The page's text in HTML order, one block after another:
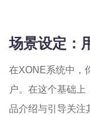
场景设定：
在XONE系统中，
户。在这个基础上
品介绍与引导关注